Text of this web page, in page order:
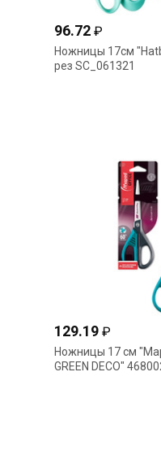
96.72 ₽
Ножницы 17см
рез SC_061321
129.19 ₽
Ножницы 17 cм
GREEN DECO"